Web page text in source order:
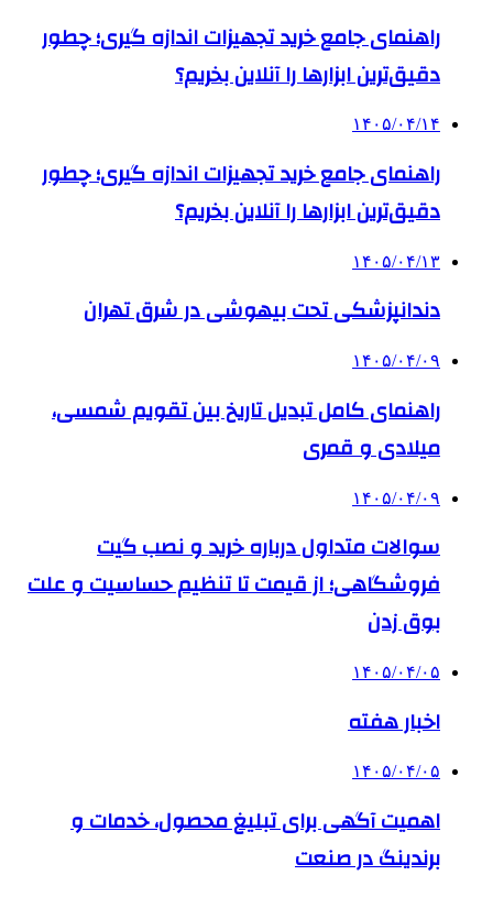
راهنمای جامع خرید تجهیزات اندازه گیری؛ چطور
دقیق‌ترین ابزارها را آنلاین بخریم؟
۱۴۰۵/۰۴/۱۴
راهنمای جامع خرید تجهیزات اندازه گیری؛ چطور
دقیق‌ترین ابزارها را آنلاین بخریم؟
۱۴۰۵/۰۴/۱۳
دندانپزشکی تحت بیهوشی در شرق تهران
۱۴۰۵/۰۴/۰۹
راهنمای کامل تبدیل تاریخ بین تقویم شمسی،
میلادی و قمری
۱۴۰۵/۰۴/۰۹
سوالات متداول درباره خرید و نصب گیت
فروشگاهی؛ از قیمت تا تنظیم حساسیت و علت
بوق زدن
۱۴۰۵/۰۴/۰۵
اخبار هفته
۱۴۰۵/۰۴/۰۵
اهمیت آگهی برای تبلیغ محصول، خدمات و
برندینگ در صنعت